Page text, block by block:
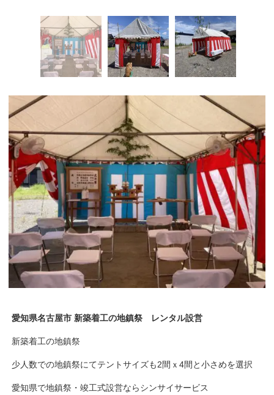
愛知県名古屋市 新築着工の地鎮祭 レンタル設営
新築着工の地鎮祭
少人数での地鎮祭にてテントサイズも2間ｘ4間と小さめを選択
愛知県で地鎮祭・竣工式設営ならシンサイサービス